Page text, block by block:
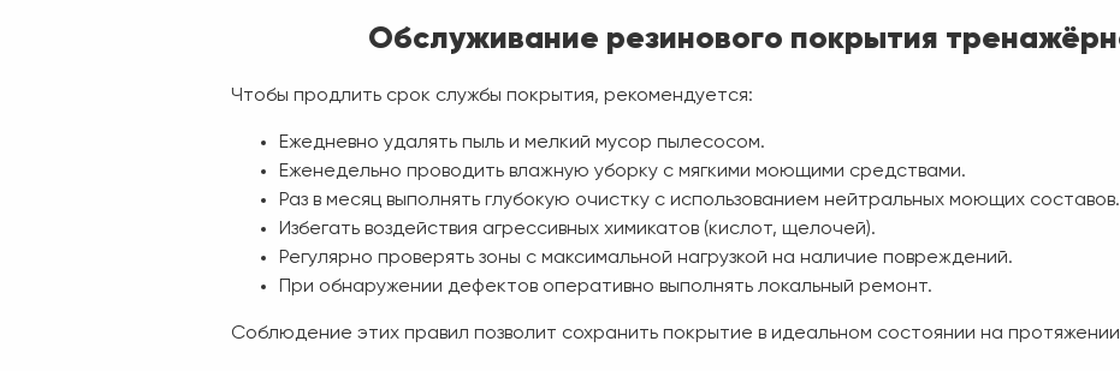
Обслуживание резинового покрытия
Чтобы продлить срок службы покрытия, рекомендуется:
Ежедневно удалять пыль и мелкий мусор пылесосом.
Еженедельно проводить влажную уборку с мягкими моющими средствами.
Раз в месяц выполнять глубокую очистку с использованием нейтральных моющих составов.
Избегать воздействия агрессивных химикатов (кислот, щелочей).
Регулярно проверять зоны с максимальной нагрузкой на наличие повреждений.
При обнаружении дефектов оперативно выполнять локальный ремонт.
Соблюдение этих правил позволит сохранить покрытие в идеальном состоянии на